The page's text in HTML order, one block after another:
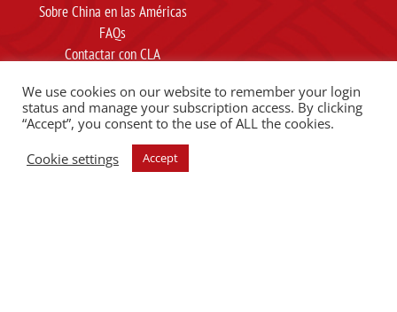
Sobre China en las Américas
FAQs
Contactar con CLA
Carta ética
SIGUE A CLA EN REDES SOCIALES
We use cookies on our website to remember your login
status and manage your subscription access. By clicking
“Accept”, you consent to the use of ALL the cookies.
Cookie settings
Accept